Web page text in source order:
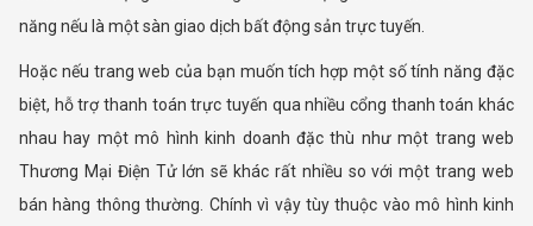
năng nếu là một sàn giao dịch bất động sản trực tuyến.
Hoặc nếu trang web của bạn muốn tích hợp một số tính năng đặc
biệt, hỗ trợ thanh toán trực tuyến qua nhiều cổng thanh toán khác
nhau hay một mô hình kinh doanh đặc thù như một trang web
Thương Mại Điện Tử lớn sẽ khác rất nhiều so với một trang web
bán hàng thông thường. Chính vì vậy tùy thuộc vào mô hình kinh